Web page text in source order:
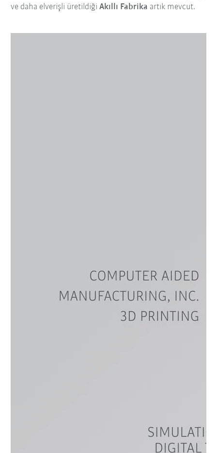
ve daha elverişli üretildiğiAkıllı Fabrika artık mevcut.